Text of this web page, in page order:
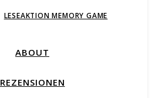
LESEAKTION MEMORY GAME
ABOUT
REZENSIONEN